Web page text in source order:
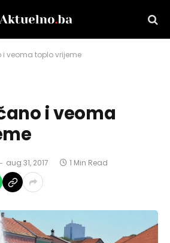
i veoma toplo vrijeme
i veoma
aug 31, 2017 1 Min Read